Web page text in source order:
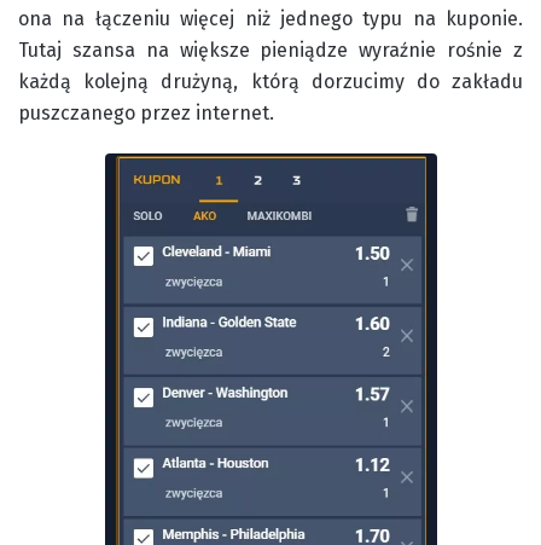
ona na łączeniu więcej niż jednego typu na kuponie.
Tutaj szansa na większe pieniądze wyraźnie rośnie z
każdą kolejną drużyną, którą dorzucimy do zakładu
puszczanego przez internet.